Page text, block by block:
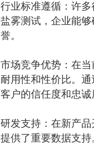
行业标准遵循：许
盐雾测试，企业能
誉。
市场竞争优势：在
耐用性和性价比。
客户的信任度和忠
研发支持：在新产
提供了重要数据支